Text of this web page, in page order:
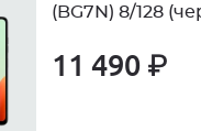
(BG7N) 8/128
11 490 ₽